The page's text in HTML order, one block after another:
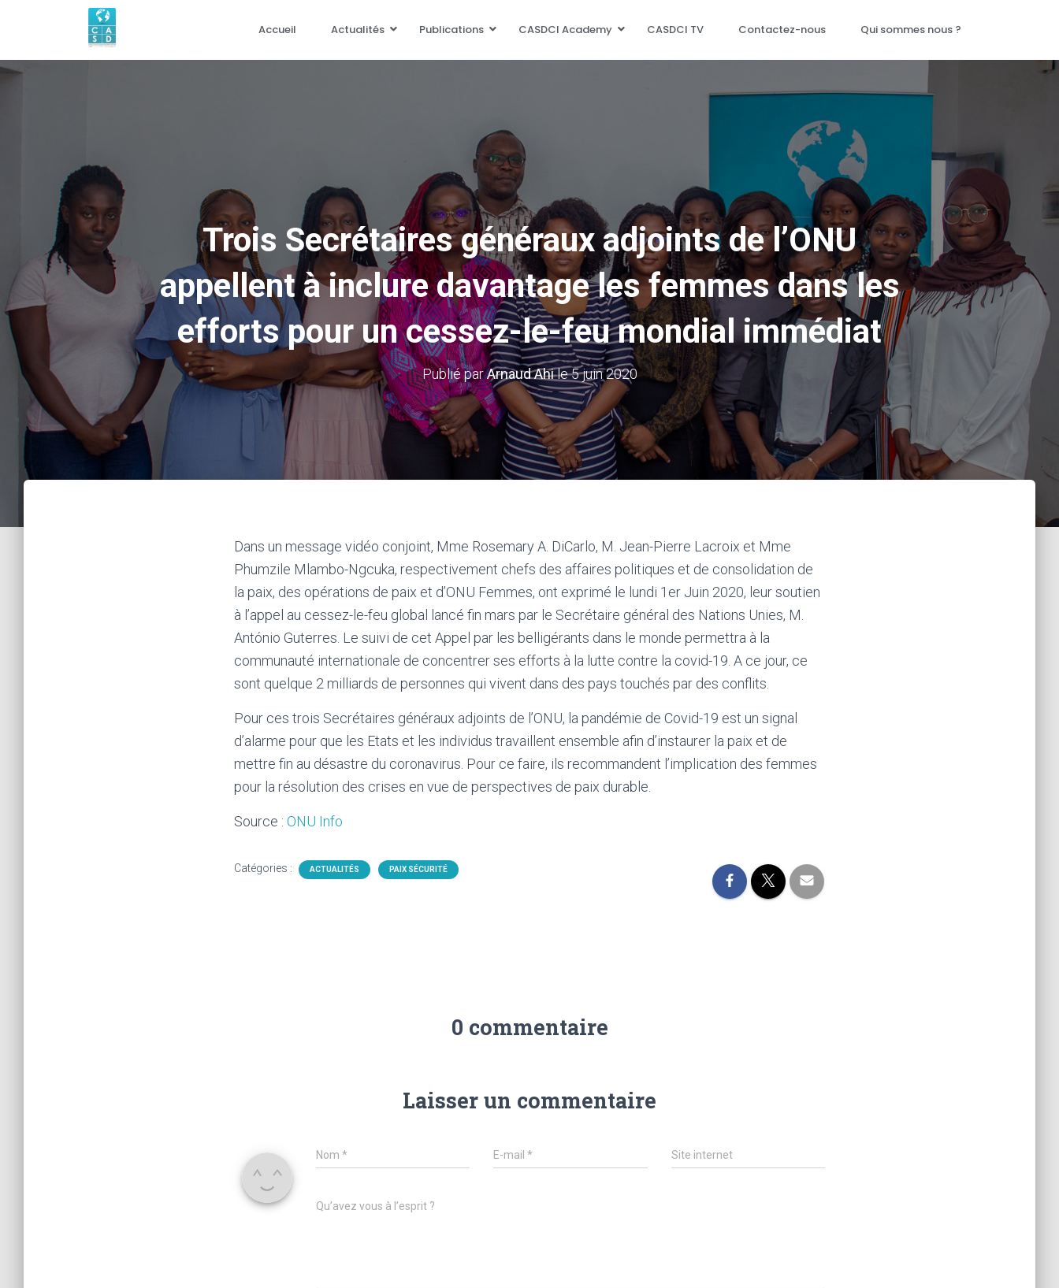
Accueil Actualités Publications CASDCI Academy CASDCI TV Contactez-nous Qui sommes nous ?
Trois Secrétaires généraux adjoints de l’ONU
appellent à inclure davantage les femmes dans les
efforts pour un cessez-le-feu mondial immédiat
Publié parArnaud Ahile5 juin 2020
Dans un message vidéo conjoint, Mme Rosemary A. DiCarlo, M. Jean-Pierre Lacroix et Mme
Phumzile Mlambo-Ngcuka, respectivement chefs des affaires politiques et de consolidation de
la paix, des opérations de paix et d’ONU Femmes, ont exprimé le lundi 1er Juin 2020, leur soutien
à l’appel au cessez-le-feu global lancé fin mars par le Secrétaire général des Nations Unies, M.
António Guterres. Le suivi de cet Appel par les belligérants dans le monde permettra à la
communauté internationale de concentrer ses efforts à la lutte contre la covid-19. A ce jour, ce
sont quelque 2 milliards de personnes qui vivent dans des pays touchés par des conflits.
Pour ces trois Secrétaires généraux adjoints de l’ONU, la pandémie de Covid-19 est un signal
d’alarme pour que les Etats et les individus travaillent ensemble afin d’instaurer la paix et de
mettre fin au désastre du coronavirus. Pour ce faire, ils recommandent l’implication des femmes
pour la résolution des crises en vue de perspectives de paix durable.
Source : ONU Info
Catégories : ACTUALITÉS PAIX SÉCURITÉ
0 commentaire
Laisser un commentaire
Nom * E-mail* Site internet
Qu’avez vous à l’esprit ?